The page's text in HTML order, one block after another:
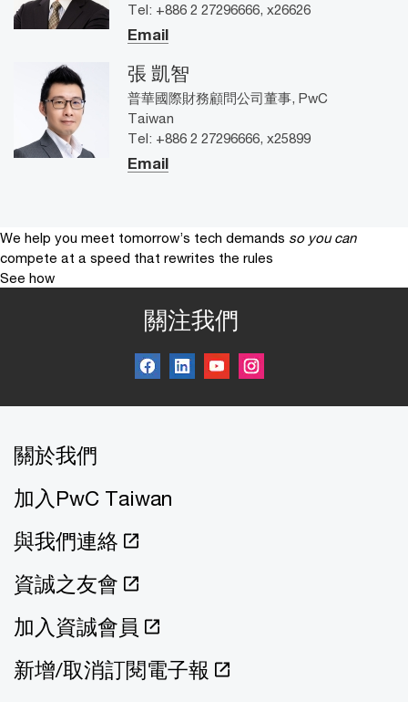
Tel: +886 2 27296666, x26626
Email
張 凱智
普華國際財務顧問公司董事, PwC
Taiwan
Tel: +886 2 27296666, x25899
Email
We help you meet tomorrow’s tech demands so you can
compete at a speed that rewrites the rules
See how
關注我們
關於我們
加入PwC Taiwan
與我們連絡
資誠之友會
加入資誠會員
新增/取消訂閱電子報